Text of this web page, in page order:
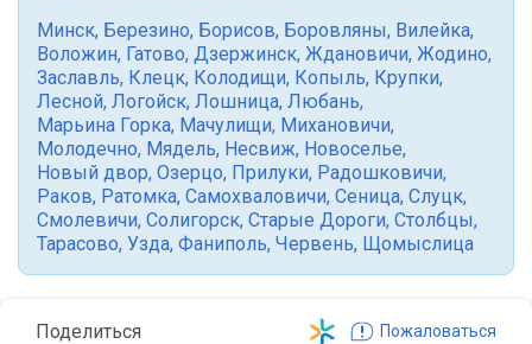
Минск, Березино, Борисов, Боровляны, Вилейка,
Воложин, Гатово, Дзержинск, Ждановичи, Жодино,
Заславль, Клецк, Колодищи, Копыль, Крупки,
Лесной, Логойск, Лошница, Любань,
Марьина Горка, Мачулищи, Михановичи,
Молодечно, Мядель, Несвиж, Новоселье,
Новый двор, Озерцо, Прилуки, Радошковичи,
Раков, Ратомка, Самохваловичи, Сеница, Слуцк,
Смолевичи, Солигорск, Старые Дороги, Столбцы,
Тарасово, Узда, Фаниполь, Червень, Щомыслица
Поделиться Пожаловаться